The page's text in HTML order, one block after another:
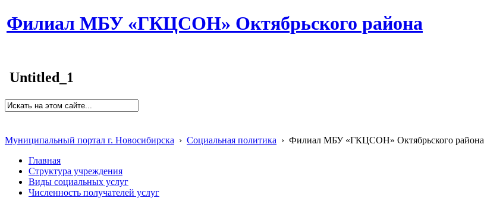
Филиал МБУ «ГКЦСОН» Октябрьского района
Untitled_1
Муниципальный портал г. Новосибирска › Социальная политика › Филиал МБУ «ГКЦСОН» Октябрьского района
Главная
Структура учреждения
Виды социальных услуг
Численность получателей услуг